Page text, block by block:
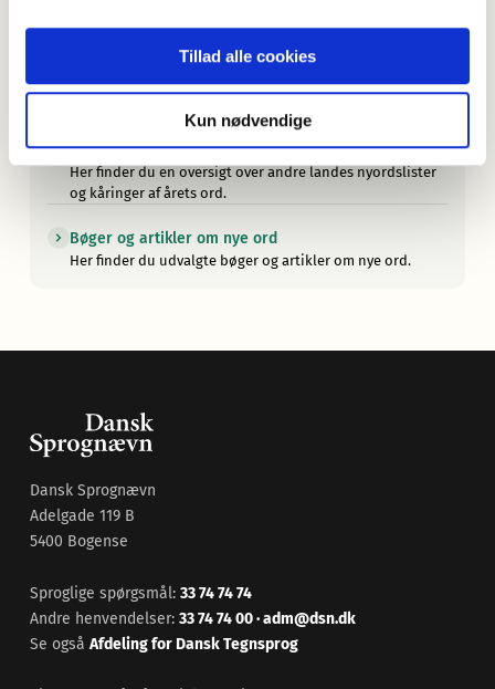
Tillad alle cookies
Kun nødvendige
Mere om nye ord
Årets ord og nyordslister fra andre lande
Her finder du en oversigt over andre landes nyordslister
og kåringer af årets ord.
Bøger og artikler om nye ord
Her finder du udvalgte bøger og artikler om nye ord.
Dansk Sprognævn
Adelgade 119 B
5400 Bogense
Sproglige spørgsmål: 33 74 74 74
Andre henvendelser: 33 74 74 00·adm@dsn.dk
Se også Afdeling for Dansk Tegnsprog